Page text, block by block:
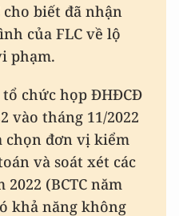
cho biết đã nhận
của FLC về lộ
phạm.
tổ chức họp ĐHĐCĐ
vào tháng 11/2022
chọn đơn vị kiểm
và soát xét các
(BCTC năm
khả năng không